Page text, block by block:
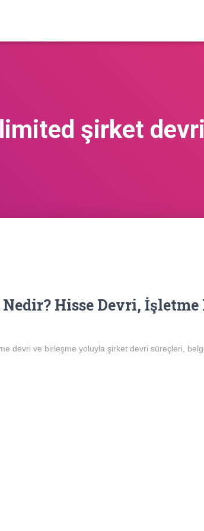
limited şirket devri
Hisse Devri,
devri ve birleşme yoluyla şirket devri süreçleri,